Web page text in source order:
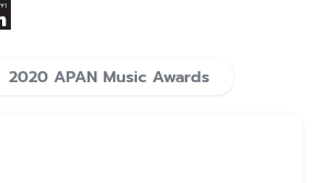
2020 APAN Music Awards